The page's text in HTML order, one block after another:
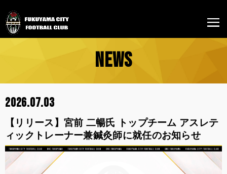
NEWS
2026.07.03
【リリース】宮前 二暢氏 トップチーム アスレテ
ィックトレーナー兼鍼灸師に就任のお知らせ